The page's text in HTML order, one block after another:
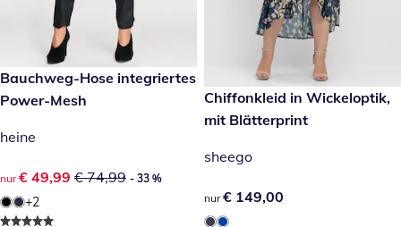
reduzierter Preis € 49,99, vorheriger Preis: € 74,99
- 33 %
Bauchweg-Hose integriertes
Power-Mesh
heine
reduzierter Preis € 49,99, vorheriger Preis: € 74,99
nur € 49,99 € 74,99 - 33 %
+2
€ 149,00
Chiffonkleid in Wickeloptik,
mit Blätterprint
sheego
€ 149,00
nur € 149,00